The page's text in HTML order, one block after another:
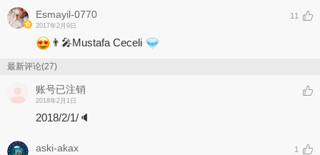
Esmayil-0770
2017年2月9日
11
👨‍🎤Mustafa Ceceli
最新评论(27)
账号已注销
2018年2月1日
2018/2/1/🔈
aski-akax 1